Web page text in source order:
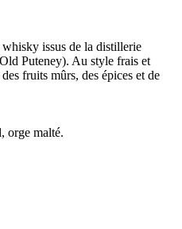
issus de la distillerie
Puteney). Au style frais et
fruits mûrs, des épices et de
orge malté.